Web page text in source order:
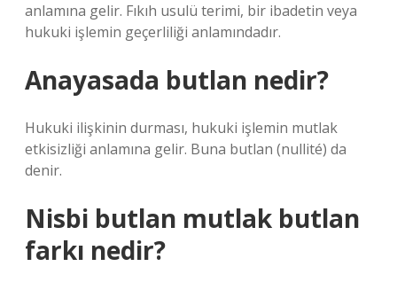
anlamına gelir. Fıkıh usulü terimi, bir ibadetin veya
hukuki işlemin geçerliliği anlamındadır.
Anayasada butlan nedir?
Hukuki ilişkinin durması, hukuki işlemin mutlak
etkisizliği anlamına gelir. Buna butlan (nullité) da
denir.
Nisbi butlan mutlak butlan
farkı nedir?